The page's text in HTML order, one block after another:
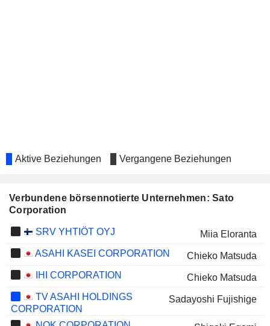
Aktive Beziehungen Vergangene Beziehungen
Verbundene börsennotierte Unternehmen: Sato
Corporation
SRV YHTIÖT OYJ
Miia Eloranta
ASAHI KASEI CORPORATION
Chieko Matsuda
IHI CORPORATION
Chieko Matsuda
TV ASAHI HOLDINGS
CORPORATION
Sadayoshi Fujishige